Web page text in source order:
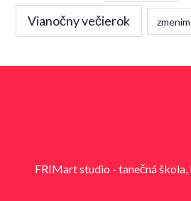
Vianočny večierok
FRIMart studio - tanečná